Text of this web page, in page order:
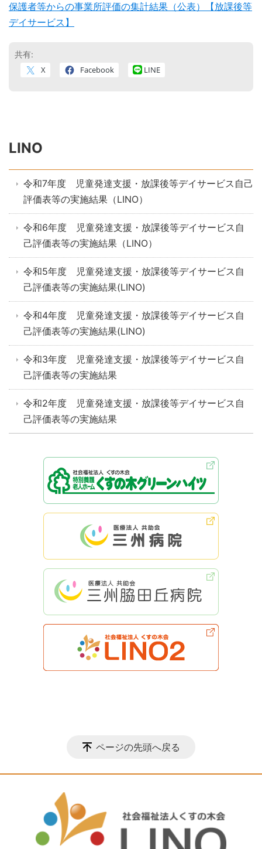
保護者等からの事業所評価の集計結果（公表）【放課後等
デイサービス】
共有:
X Facebook LINE
LINO
令和7年度 児童発達支援・放課後等デイサービス自己
評価表等の実施結果（LINO）
令和6年度 児童発達支援・放課後等デイサービス自
己評価表等の実施結果（LINO）
令和5年度 児童発達支援・放課後等デイサービス自
己評価表等の実施結果(LINO)
令和4年度 児童発達支援・放課後等デイサービス自
己評価表等の実施結果(LINO)
令和3年度 児童発達支援・放課後等デイサービス自
己評価表等の実施結果
令和2年度 児童発達支援・放課後等デイサービス自
己評価表等の実施結果
ページの先頭へ戻る